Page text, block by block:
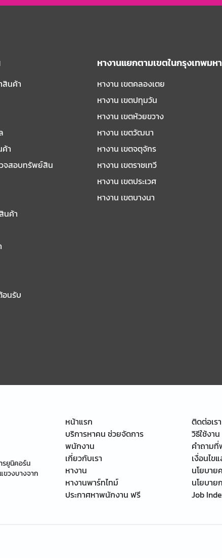
สินค้า
า
จสอบทรัพย์สิน
นค้า
อนรับ
หางานแยกตามเขตในกรุงเทพมห
หางาน เขตคลองเตย
หางาน เขตปทุมวัน
หางาน เขตห้วยขวาง
หางาน เขตวัฒนา
หางาน เขตจตุจักร
หางาน เขตราชเทวี
หางาน เขตประเวศ
หางาน เขตบางนา
รยูนิคอร์น
ขวงบางจาก
หน้าแรก
บริการหาคน ช่วยจัดการ
พนักงาน
เกี่ยวกับเรา
หางาน
หางานพาร์ทไทม์
ประกาศหาพนักงาน ฟรี
ติดต่อเรา
วิธีใช้งาน
คำถาม
เงื่อนไข
นโยบาย
นโยบาย
Job